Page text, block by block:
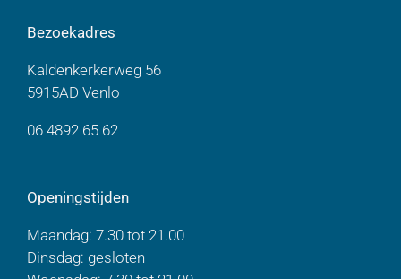
Bezoekadres
Kaldenkerkerweg 56
5915AD Venlo
06 4892 65 62
Openingstijden
Maandag: 7.30 tot 21.00
Dinsdag: gesloten